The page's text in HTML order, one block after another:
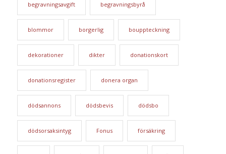
begravningsavgift begravningsbyrå
blommor borgerlig bouppteckning
dekorationer dikter donationskort
donationsregister donera organ
dödsannons dödsbevis dödsbo
dödsorsaksintyg Fonus försäkring